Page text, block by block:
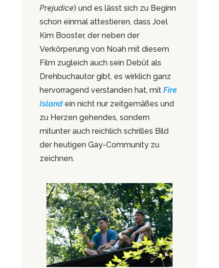
Prejudice) und es lässt sich zu Beginn
schon einmal attestieren, dass Joel
Kim Booster, der neben der
Verkörperung von Noah mit diesem
Film zugleich auch sein Debüt als
Drehbuchautor gibt, es wirklich ganz
hervorragend verstanden hat, mit Fire
Islandein nicht nur zeitgemäßes und
zu Herzen gehendes, sondern
mitunter auch reichlich schrilles Bild
der heutigen Gay-Community zu
zeichnen.